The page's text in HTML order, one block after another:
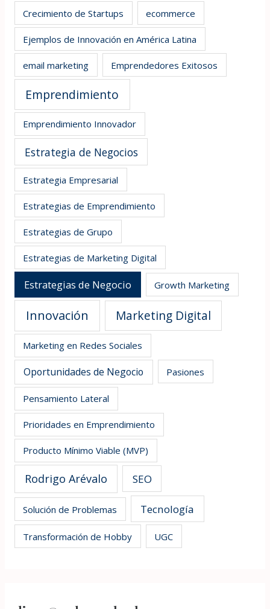
Crecimiento de Startups ecommerce
Ejemplos de Innovación en América Latina
email marketing Emprendedores Exitosos
Emprendimiento
Emprendimiento Innovador
Estrategia de Negocios
Estrategia Empresarial
Estrategias de Emprendimiento
Estrategias de Grupo
Estrategias de Marketing Digital
Estrategias de Negocio Growth Marketing
Innovación Marketing Digital
Marketing en Redes Sociales
Oportunidades de Negocio Pasiones
Pensamiento Lateral
Prioridades en Emprendimiento
Producto Mínimo Viable (MVP)
Rodrigo Arévalo SEO
Solución de Problemas Tecnología
Transformación de Hobby UGC